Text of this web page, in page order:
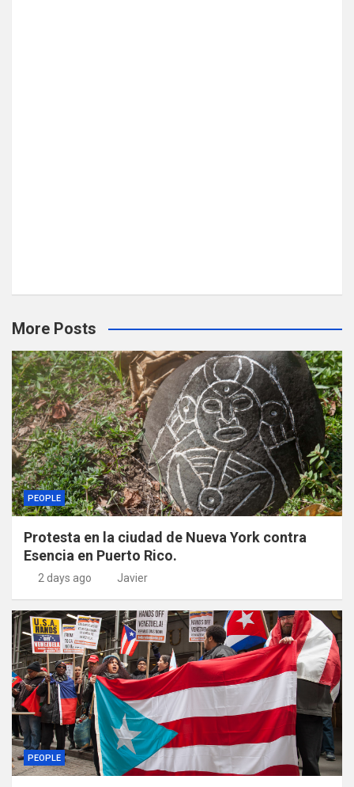
More Posts
PEOPLE
Protesta en la ciudad de Nueva York contra
Esencia en Puerto Rico.
2 days ago Javier
PEOPLE